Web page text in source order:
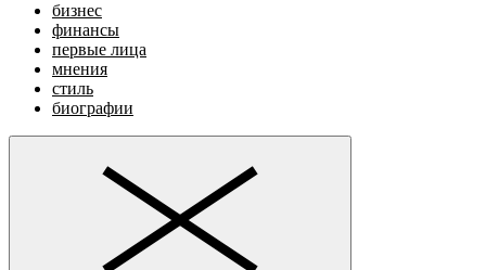
бизнес
финансы
первые лица
мнения
стиль
биографии